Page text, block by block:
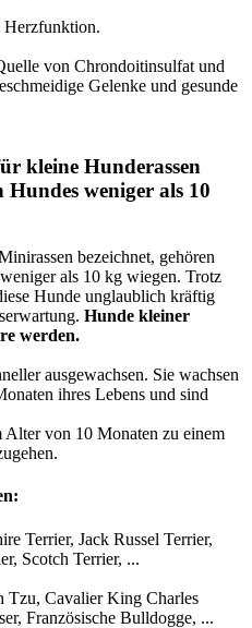
Herzfunktion.
von Chrondoitinsulfat und
Gelenke und gesunde
kleine Hunderassen
Hundes weniger als 10
bezeichnet, gehören
als 10 kg wiegen. Trotz
Hunde unglaublich kräftig
Hunde kleiner
werden.
ausgewachsen. Sie wachsen
ihres Lebens und sind
Alter von 10 Monaten zu einem
Terrier, Jack Russel Terrier,
Scotch Terrier, ...
Tzu, Cavalier King Charles
Französische Bulldogge, ...